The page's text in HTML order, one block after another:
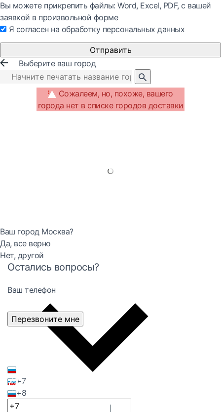
Вы можете прикрепить файлы: Word, Exсel, PDF, с вашей
заявкой в произвольной форме
Я согласен на обработку персональных данных
Отправить
Выберите ваш город
Сожалеем, но, похоже, вашего
города нет в списке городов доставки
Ваш город Москва?
Да, все верно
Нет, другой
Остались вопросы?
Ваш телефон
+7
+8
Перезвоните мне